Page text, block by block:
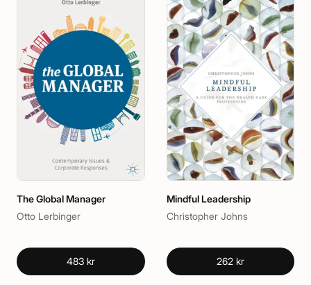
The Global Manager
Otto Lerbinger
483 kr
Mindful Leadership
Christopher Johns
262 kr